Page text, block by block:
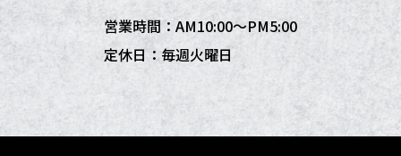
営業時間：AM10:00〜PM5:00
定休日：毎週火曜日